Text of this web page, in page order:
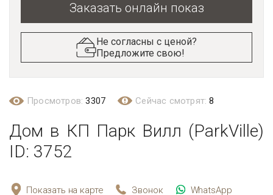
Заказать онлайн показ
Не согласны с ценой?
Предложите свою!
Просмотров:3307 Сейчас смотрят:8
Дом в КП Парк Вилл (ParkVille)
ID: 3752
Показать на карте Звонок WhatsApp